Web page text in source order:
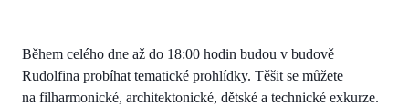
Během celého dne až do 18:00 hodin budou v budově
Rudolfina probíhat tematické prohlídky. Těšit se můžete
na filharmonické, architektonické, dětské a technické exkurze.